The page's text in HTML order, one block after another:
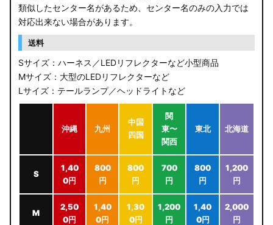
類似したセンター名があるため、センター名のみの入力では
対応出来ない場合があります。
送料
Sサイズ：ハーネス／LEDリフレクターなど小型商品
Mサイズ：大型のLEDリフレクターなど
Lサイズ：テールランプ／ヘッドライトなど
沖縄 九州
中国
四国
関
東〜
関西
東北 北海道
S
1,40
0円
800
円
800
円
700
円
800
円
1,200
円
M
2,50
0円
1,40
0円
1,30
0円
1,200
円
1,40
0円
2,000
円